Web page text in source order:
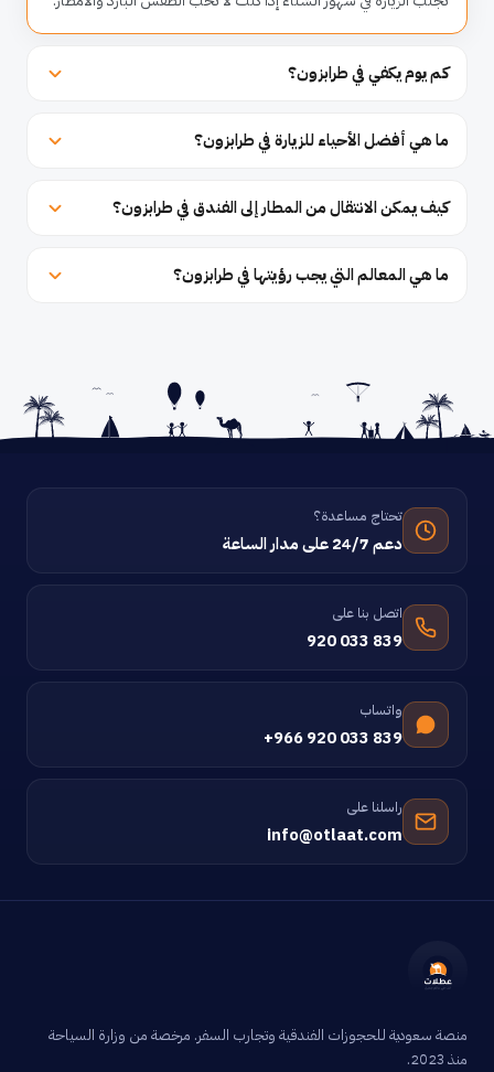
كم يوم يكفي في طرابزون؟
ما هي أفضل الأحياء للزيارة في طرابزون؟
كيف يمكن الانتقال من المطار إلى الفندق في طرابزون؟
ما هي المعالم التي يجب رؤيتها في طرابزون؟
تحتاج مساعدة؟
دعم 24/7 على مدار الساعة
اتصل بنا على
920 033 839
واتساب
+966 920 033 839
راسلنا على
info@otlaat.com
منصة سعودية للحجوزات الفندقية وتجارب السفر. مرخصة من وزارة السياحة
منذ 2023.